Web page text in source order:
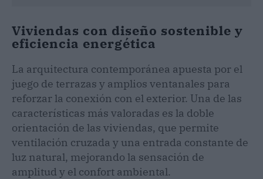
Viviendas con diseño sostenible y
eficiencia energética
La arquitectura contemporánea apuesta por el
juego de terrazas y amplios ventanales para
reforzar la conexión con el exterior. Una de las
características más valoradas es la doble
orientación de las viviendas, que permite
ventilación cruzada y una entrada constante de
luz natural, mejorando la sensación de
amplitud y el confort ambiental.